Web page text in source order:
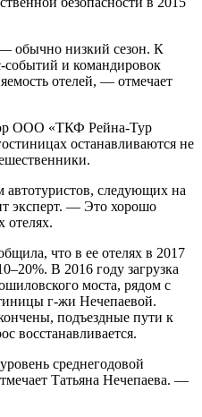
обычно низкий сезон. К
событий и командировок
отелей, — отмечает
ООО «ТКФ Рейна-Тур
останавливаются не
следующих на
эксперт. — Это хорошо
отелях.
что в ее отелях в 2017
В 2016 году загрузка
моста, рядом с
г-жи Нечепаевой.
подъездные пути к
восстанавливается.
среднегодовой
Татьяна Нечепаева. —